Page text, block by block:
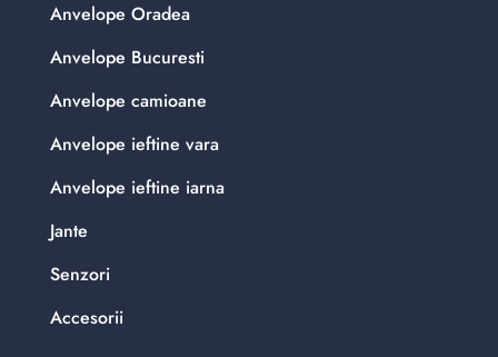
Anvelope Oradea
Anvelope Bucuresti
Anvelope camioane
Anvelope ieftine vara
Anvelope ieftine iarna
Jante
Senzori
Accesorii